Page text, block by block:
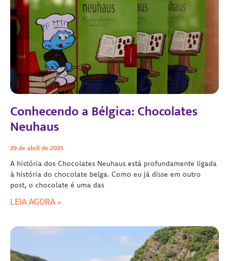
Conhecendo a Bélgica: Chocolates
Neuhaus
29 de abril de 2025
A história dos Chocolates Neuhaus está profundamente ligada
à história do chocolate belga. Como eu já disse em outro
post, o chocolate é uma das
LEIA AGORA »